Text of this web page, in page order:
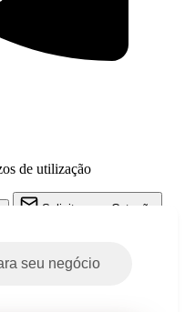
de utilização
Solicite uma Cotação
seu negócio